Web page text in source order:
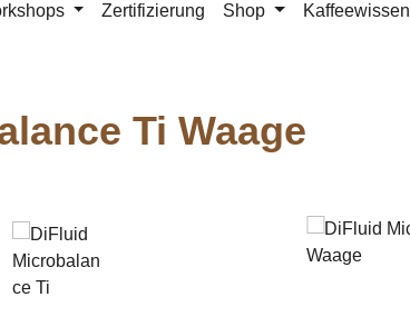
Zertifizierung Shop Kaffeewissen
Ti Waage